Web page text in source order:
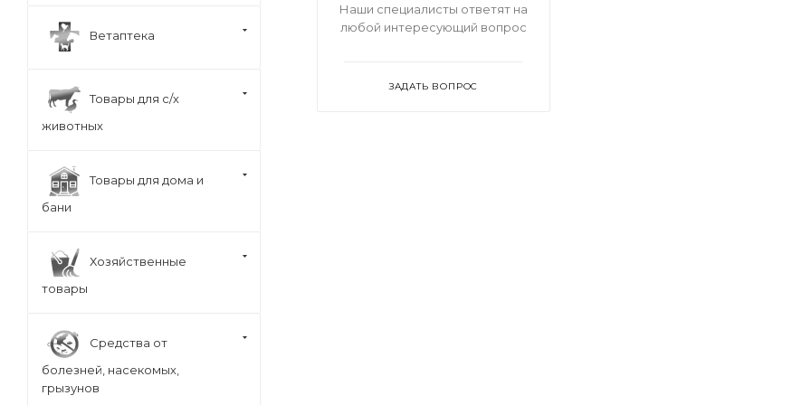
Наши специалисты ответят на
любой интересующий вопрос
ЗАДАТЬ ВОПРОС
Ветаптека
Товары для с/х
животных
Товары для дома и
бани
Хозяйственные
товары
Средства от
болезней, насекомых,
грызунов